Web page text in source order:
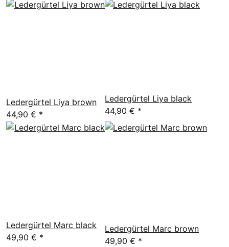
Ledergürtel Liya brown
44,90 € *
Ledergürtel Liya black
44,90 € *
Ledergürtel Marc black
49,90 € *
Ledergürtel Marc brown
49,90 € *